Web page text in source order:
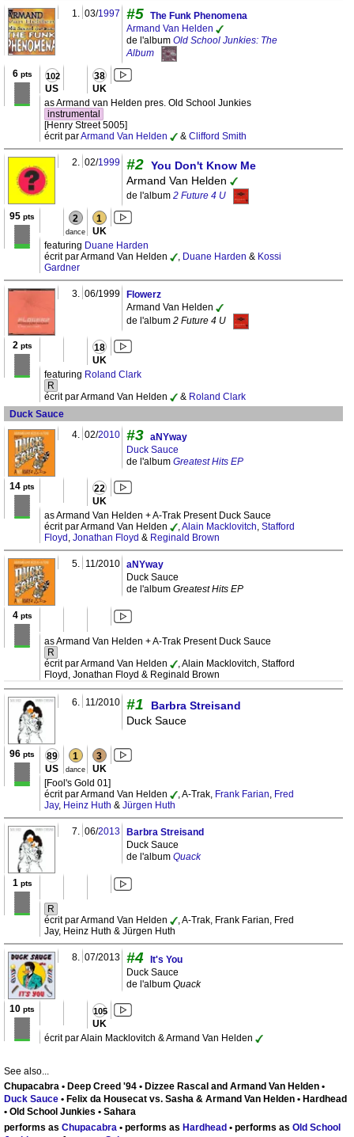
1. 03/1997 #5 The Funk Phenomena
Armand Van Helden
de l'album Old School Junkies: The
Album
6pts
102
US
38
UK
as Armand van Helden pres. Old School Junkies
instrumental
[Henry Street 5005]
écrit parArmand Van Helden & Clifford Smith
2. 02/1999 #2 You Don't Know Me
Armand Van Helden
de l'album 2 Future 4 U
95 pts 2
dance
1
UK
featuring Duane Harden
écrit par Armand Van Helden
, Duane Harden & Kossi
Gardner
3. 06/1999
Flowerz
Armand Van Helden
de l'album 2 Future 4 U
2 pts 18
UK
featuring Roland Clark
R
écrit par Armand Van Helden
& Roland Clark
Duck Sauce
4. 02/2010 #3 aNYway
Duck Sauce
de l'album Greatest Hits EP
14 pts 22
UK
as Armand Van Helden + A-Trak Present Duck Sauce
écrit par Armand Van Helden
,Alain Macklovitch, Stafford
Floyd , Jonathan Floyd & Reginald Brown
5. 11/2010
aNYway
Duck Sauce
de l'album Greatest Hits EP
4pts
as Armand Van Helden + A-Trak Present Duck Sauce
R
écrit par Armand Van Helden
, Alain Macklovitch, Stafford
Floyd, Jonathan Floyd & Reginald Brown
6. 11/2010 #1
Barbra Streisand
Duck Sauce
96 pts 89
US
1
dance
3
UK
[Fool's Gold 01]
écrit par Armand Van Helden
, A-Trak, Frank Farian, Fred
Jay, Heinz Huth & Jürgen Huth
7. 06/2013
Barbra Streisand
Duck Sauce
de l'album Quack
1 pts
R
écrit par Armand Van Helden
, A-Trak, Frank Farian, Fred
Jay, Heinz Huth & Jürgen Huth
8. 07/2013 #4
It's You
Duck Sauce
de l'album Quack
10 pts
105
UK
écrit par Alain Macklovitch & Armand Van Helden
See also...
Chupacabra • Deep Creed '94 • Dizzee Rascal and Armand Van Helden •
Duck Sauce • Felix da Housecat vs. Sasha & Armand Van Helden • Hardhead
• Old School Junkies • Sahara
performs as Chupacabra • performs as Hardhead • performs as Old School